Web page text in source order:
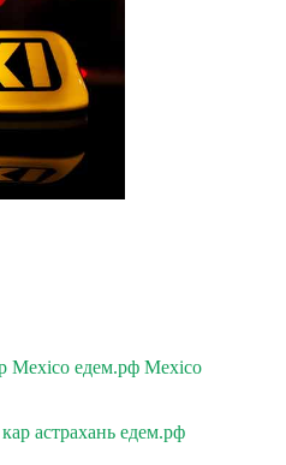
Mexico едем.рф Mexico
астрахань едем.рф